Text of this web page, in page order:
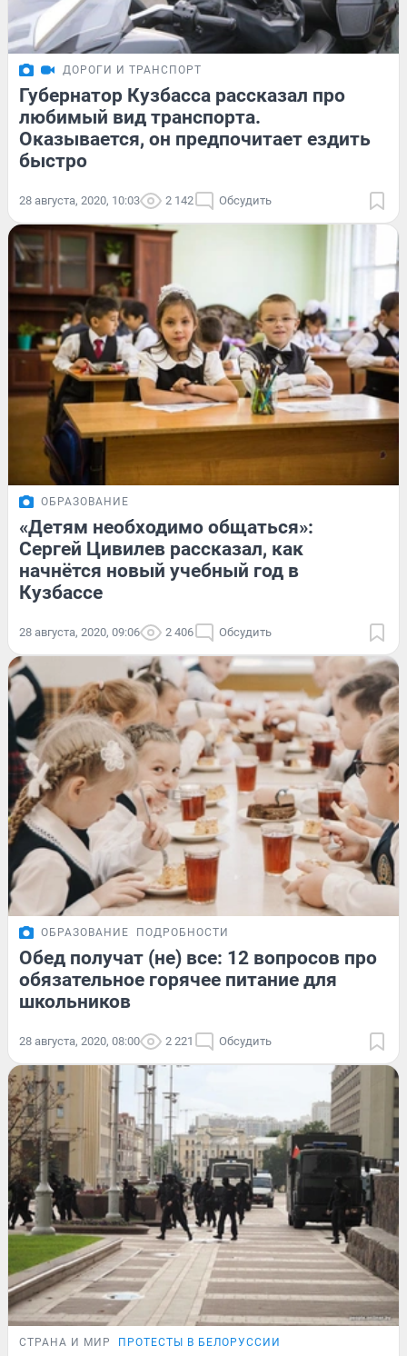
ДОРОГИ И ТРАНСПОРТ
Губернатор Кузбасса рассказал про
любимый вид транспорта.
Оказывается, он предпочитает ездить
быстро
28 августа, 2020, 10:03 2 142 Обсудить
ОБРАЗОВАНИЕ
«Детям необходимо общаться»:
Сергей Цивилев рассказал, как
начнётся новый учебный год в
Кузбассе
28 августа, 2020, 09:06 2 406 Обсудить
ОБРАЗОВАНИЕ ПОДРОБНОСТИ
Обед получат (не) все: 12 вопросов про
обязательное горячее питание для
школьников
28 августа, 2020, 08:00 2 221 Обсудить
СТРАНА И МИР ПРОТЕСТЫ В БЕЛОРУССИИ